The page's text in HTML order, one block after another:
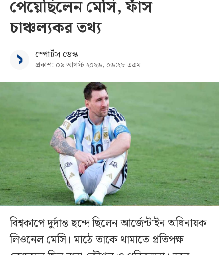
পেয়েছিলেন মেসি, ফাঁস
চাঞ্চল্যকর তথ্য
স্পোর্টস ডেস্ক
প্রকাশ: ০৯ আগস্ট ২০২৬, ০৬:২৮ এএম
বিশ্বকাপে দুর্দান্ত ছন্দে ছিলেন আর্জেন্টাইন অধিনায়ক
লিওনেল মেসি। মাঠে তাকে থামাতে প্রতিপক্ষ